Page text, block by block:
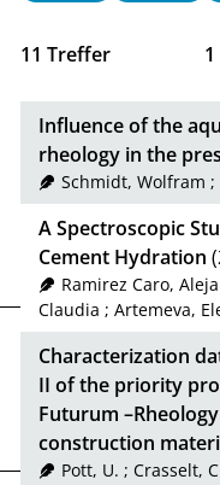
11 Treffer 1
Influence of the
rheology in the
Schmidt, Wolfram ;
A Spectroscopic
Cement Hydration
Ramirez Caro,
Claudia ; Artemeva,
Characterization
II of the priority
Futurum
construction
Pott, U. ; Crasselt,